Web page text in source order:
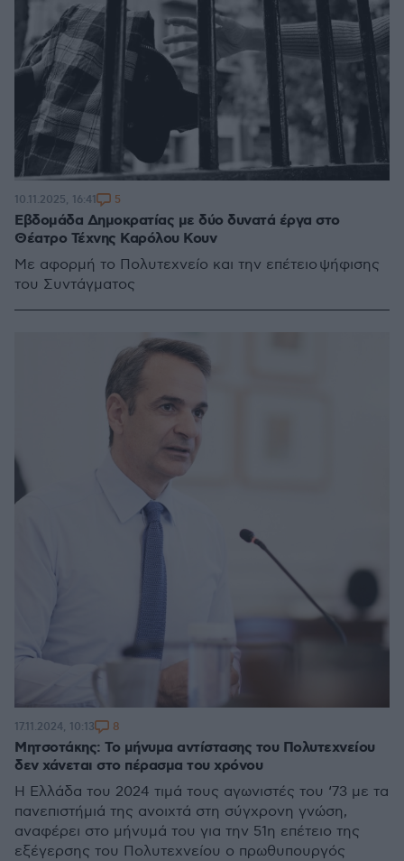
Εβδομάδα Δημοκρατίας με δύο δυνατά έργα στο
Θέατρο Τέχνης Καρόλου Κουν
Με αφορμή το Πολυτεχνείο και την επέτειο ψήφισης
του Συντάγματος
10.11.2025, 16:41 5
Μητσοτάκης: Το μήνυμα αντίστασης του Πολυτεχνείου
δεν χάνεται στο πέρασμα του χρόνου
Η Ελλάδα του 2024 τιμά τους αγωνιστές του ‘73 με τα
πανεπιστήμιά της ανοιχτά στη σύγχρονη γνώση,
αναφέρει στο μήνυμά του για την 51η επέτειο της
εξέγερσης του Πολυτεχνείου ο πρωθυπουργός
17.11.2024, 10:13 8